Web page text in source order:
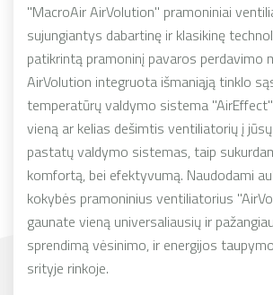
"MacroAir AirVolution" pramoniniai
sujungiantys dabartinę ir klasikinę
patikrintą pramoninį pavaros perdavimo
AirVolution integruota išmaniąją tinklo
temperatūrų valdymo sistema
vieną ar kelias dešimtis ventiliatorių į jūsų
pastatų valdymo sistemas, taip
komfortą, bei efektyvumą. Naudodami
kokybės pramoninius ventiliatorius
gaunate vieną universaliausių ir
sprendimą vėsinimo, ir energijos
srityje rinkoje.